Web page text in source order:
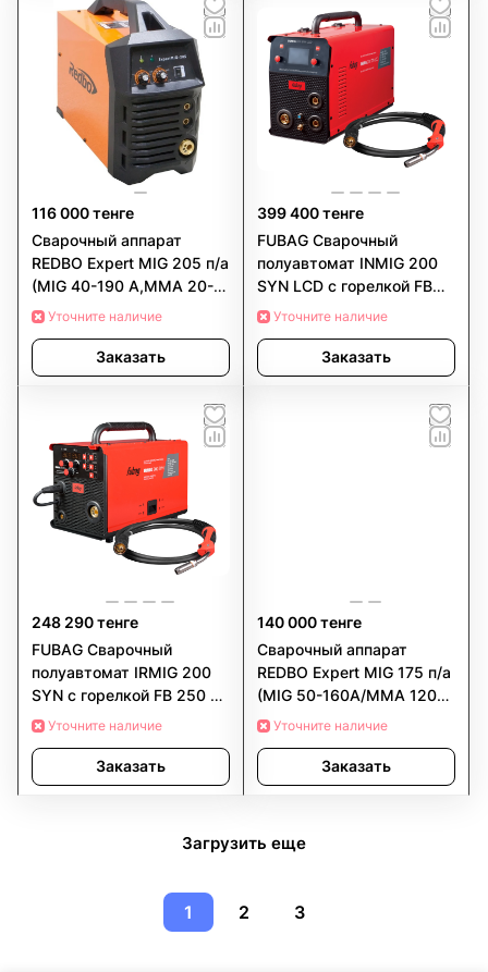
116 000 тенге
Сварочный аппарат
REDBO Expert MIG 205 п/а
(MIG 40-190 A,MMA 20-
190A)Уточните наличие
Заказать
399 400 тенге
FUBAG Сварочный
полуавтомат INMIG 200
SYN LCD c горелкой FB
250 3 м
Уточните наличие
Заказать
248 290 тенге
FUBAG Сварочный
полуавтомат IRMIG 200
SYN с горелкой FB 250 3
м Уточните наличие
Заказать
140 000 тенге
Сварочный аппарат
REDBO Expert MIG 175 п/а
(MIG 50-160A/MMA 120-
140A)Уточните наличие
Заказать
Загрузить еще
1 2 3